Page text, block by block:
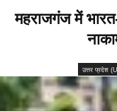
महराजगंज में
उत्तर प्रदेश